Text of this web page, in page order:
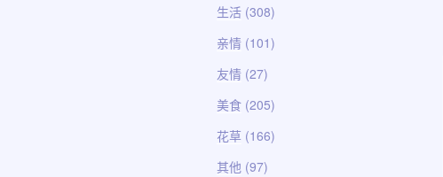
生活 (308)
亲情 (101)
友情 (27)
美食 (205)
花草 (166)
其他 (97)